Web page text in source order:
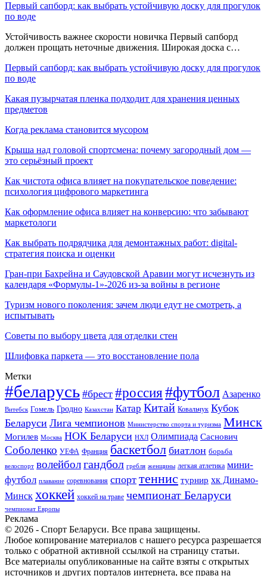
Первый сапборд: как выбрать устойчивую доску для прогулок
по воде
Устойчивость важнее скорости новичка Первый сапборд
должен прощать неточные движения. Широкая доска с…
Первый сапборд: как выбрать устойчивую доску для прогулок
по воде
Какая пузырчатая пленка подходит для хранения ценных
предметов
Когда реклама становится мусором
Крыша над головой спортсмена: почему загородный дом —
это серьёзный проект
Как чистота офиса влияет на покупательское поведение:
психология цифрового маркетинга
Как оформление офиса влияет на конверсию: что забывают
маркетологи
Как выбрать подрядчика для демонтажных работ: digital-
стратегия поиска и оценки
Гран-при Бахрейна и Саудовской Аравии могут исчезнуть из
календаря «Формулы-1»-2026 из-за войны в регионе
Туризм нового поколения: зачем люди едут не смотреть, а
испытывать
Советы по выбору цвета для отделки стен
Шлифовка паркета — это восстановление пола
Метки
#беларусь #брест #россия#футбол Азаренко
Витебск Гомель Гродно Казахстан Катар Китай Ковальчук Кубок
Беларуси Лига чемпионов Министерство спорта и туризма Минск
Могилев Москва НОК Беларуси НХЛ Олимпиада Саснович
Соболенко УЕФА Франция баскетбол биатлон борьба
велоспорт волейболгандбол гребля женщины легкая атлетика мини-
футбол плавание соревнования спорт теннис турнир хк Динамо-
Минск хоккей хоккей на траве чемпионат Беларуси
чемпионат Европы
Реклама
© 2026 - Спорт Беларуси. Все права защищены.
Любое копирование материалов с нашего ресурса разрешается
только с обратной активной ссылкой на страницу статьи.
Все материалы опубликованные на сайте взяты с открытых
источников и других порталов интернета, все права на